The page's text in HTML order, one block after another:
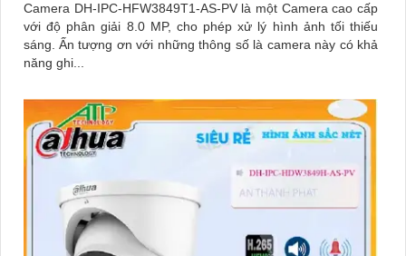
Camera DH-IPC-HFW3849T1-AS-PV là một Camera cao cấp
với độ phân giải 8.0 MP, cho phép xử lý hình ảnh tối thiếu
sáng. Ấn tượng ơn với những thông số là camera này có khả
năng ghi...